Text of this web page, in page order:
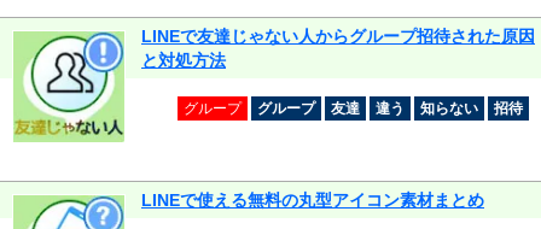
LINEで友達じゃない人からグループ招待された原因
と対処方法
グループ グループ 友達 違う 知らない 招待
LINEで使える無料の丸型アイコン素材まとめ